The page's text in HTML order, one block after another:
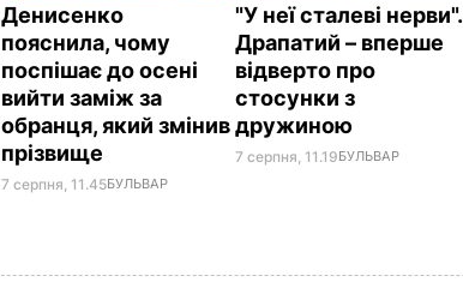
Денисенко
пояснила, чому
поспішає до осені
вийти заміж за
обранця, який змінив
прізвище
7 серпня, 11.45БУЛЬВАР
"У неї сталеві нерви".
Драпатий – вперше
відверто про
стосунки з
дружиною
7 серпня, 11.19БУЛЬВАР